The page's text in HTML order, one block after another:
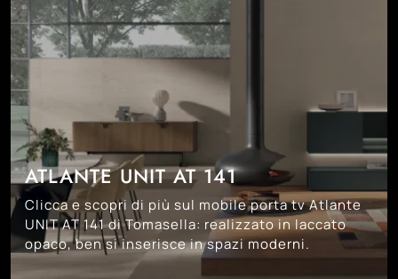
ATLANTE UNIT AT 141
Clicca e scopri di più sul mobile porta tv Atlante
UNIT AT 141 di Tomasella: realizzato in laccato
opaco, ben si inserisce in spazi moderni.